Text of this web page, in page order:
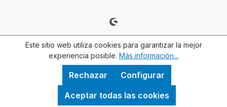
Este sitio web utiliza cookies para garantizar la mejor
experiencia posible. Más información...
Rechazar
Configurar
Aceptar todas las cookies